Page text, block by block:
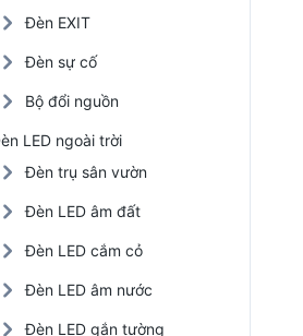
Đèn EXIT
Đèn sự cố
Bộ đổi nguồn
LED ngoài trời
Đèn trụ sân vườn
Đèn LED âm đất
Đèn LED cắm cỏ
Đèn LED âm nước
Đèn LED gắn tường